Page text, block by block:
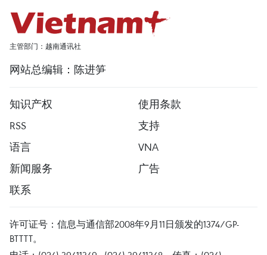
主管部门：越南通讯社
网站总编辑：陈进笋
知识产权
使用条款
RSS
支持
语言
VNA
新闻服务
广告
联系
许可证号：信息与通信部2008年9月11日颁发的1374/GP-
BTTTT。